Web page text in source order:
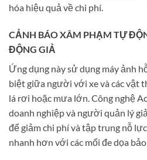
hóa hiệu quả về chi phí.
CẢNH BÁO XÂM PHẠM TỰ
ĐỘNG GIẢ
Ứng dụng này sử dụng máy ảnh
biệt giữa người với xe và các vật
lá rơi hoặc mưa lớn. Công nghệ
doanh nghiệp và người quản lý
để giảm chi phí và tập trung nỗ
nhanh hơn với các mối đe dọa